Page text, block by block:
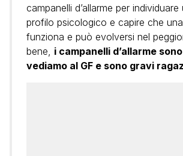
campanelli d’allarme per
profilo psicologico e capire che
funziona e può evolversi nel
bene, i campanelli d’allarme
vediamo al GF e sono gravi